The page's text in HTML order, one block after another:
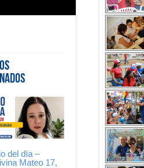
del día –
Mateo 17,